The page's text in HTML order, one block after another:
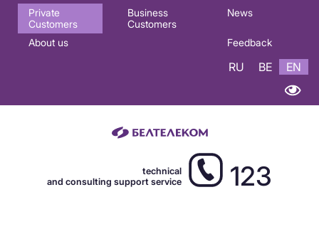
Основная
навигация
Private
Customers
Business
Customers
News
About us Feedback
RU BE EN
technical
and consulting support service
123